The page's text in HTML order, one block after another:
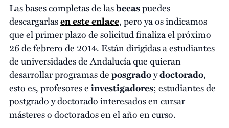
Las bases completas de lasbecaspuedes
descargarlasen este enlace, pero ya os indicamos
que el primer plazo de solicitud finaliza el próximo
26 de febrero de 2014. Están dirigidas a estudiantes
de universidades de Andalucía que quieran
desarrollar programas deposgradoydoctorado,
esto es, profesores einvestigadores; estudiantes de
postgrado y doctorado interesados en cursar
másteres o doctorados en el año en curso.